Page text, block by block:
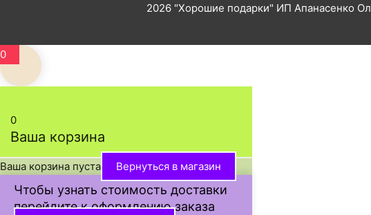
2026 "Хорошие подарки" ИП Апанасенко
0
0
Ваша корзина
Ваша корзина пуста Вернуться в магазин
Чтобы узнать стоимость доставки
перейдите к оформлению заказа